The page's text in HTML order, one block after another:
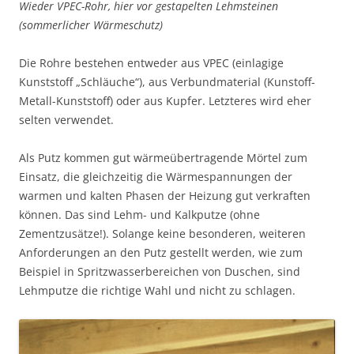
Wieder VPEC-Rohr, hier vor gestapelten Lehmsteinen
(sommerlicher Wärmeschutz)
Die Rohre bestehen entweder aus VPEC (einlagige
Kunststoff „Schläuche“), aus Verbundmaterial (Kunstoff-
Metall-Kunststoff) oder aus Kupfer. Letzteres wird eher
selten verwendet.
Als Putz kommen gut wärmeübertragende Mörtel zum
Einsatz, die gleichzeitig die Wärmespannungen der
warmen und kalten Phasen der Heizung gut verkraften
können. Das sind Lehm- und Kalkputze (ohne
Zementzusätze!). Solange keine besonderen, weiteren
Anforderungen an den Putz gestellt werden, wie zum
Beispiel in Spritzwasserbereichen von Duschen, sind
Lehmputze die richtige Wahl und nicht zu schlagen.